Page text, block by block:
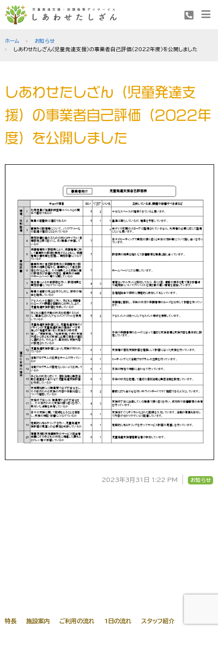
ホーム
お知らせ
しあわせたしざん（児童発達支援）の事業者自己評価（2022年度）を公開しました
しあわせたしざん（児童発達支
援）の事業者自己評価（2022年
度）を公開しました
2023年3月31日 1:22 PM お知らせ
特長 施設案内 ご利用の流れ 1日の流れ スタッフ紹介